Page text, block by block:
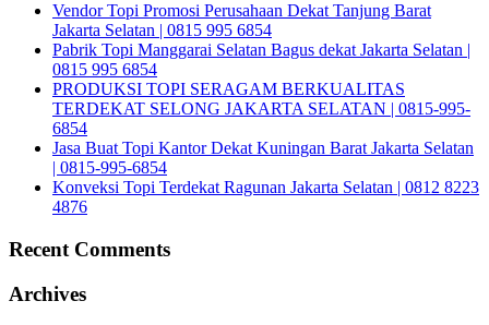
Vendor Topi Promosi Perusahaan Dekat Tanjung Barat
Jakarta Selatan | 0815 995 6854
Pabrik Topi Manggarai Selatan Bagus dekat Jakarta Selatan |
0815 995 6854
PRODUKSI TOPI SERAGAM BERKUALITAS
TERDEKAT SELONG JAKARTA SELATAN | 0815-995-
6854
Jasa Buat Topi Kantor Dekat Kuningan Barat Jakarta Selatan
| 0815-995-6854
Konveksi Topi Terdekat Ragunan Jakarta Selatan | 0812 8223
4876
Recent Comments
Archives